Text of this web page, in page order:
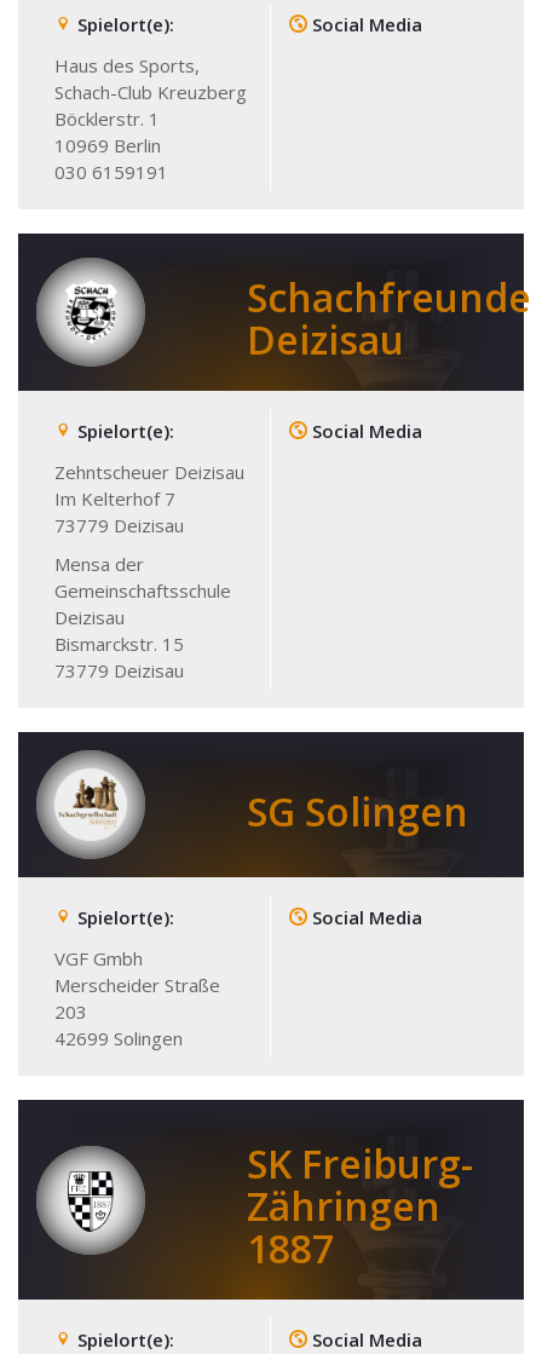
Spielort(e):
Haus des Sports,
Schach-Club Kreuzberg
Böcklerstr. 1
10969 Berlin
030 6159191
Social Media
Schachfreunde
Deizisau
Spielort(e):
Zehntscheuer Deizisau
Im Kelterhof 7
73779 Deizisau
Mensa der
Gemeinschaftsschule
Deizisau
Bismarckstr. 15
73779 Deizisau
Social Media
SG Solingen
Spielort(e):
VGF Gmbh
Merscheider Straße
203
42699 Solingen
Social Media
SK Freiburg-
Zähringen
1887
Spielort(e):
Social Media